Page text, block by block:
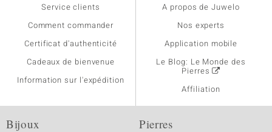
Service clients
Comment commander
Certificat d'authenticité
Cadeaux de bienvenue
Information sur l'expédition
A propos de Juwelo
Nos experts
Application mobile
Le Blog: Le Monde des
Pierres
Affiliation
Bijoux Pierres